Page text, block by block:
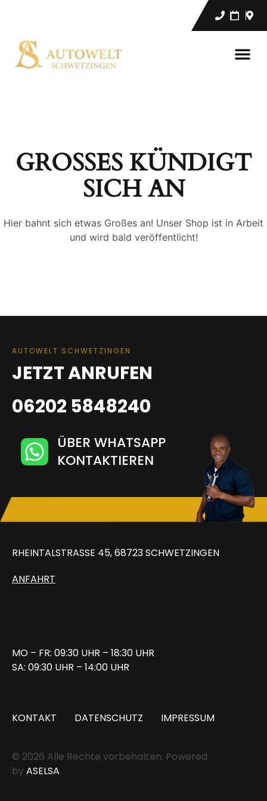
GROSSES KÜNDIGT S
ICH AN
Hier bahnt sich etwas Großes an! Unser Shop ist in Arbeit
und wird bald veröffentlicht!
AUTOWELT SCHWETZINGEN
JETZT ANRUFEN
06202 5848240
ÜBER WHATSAPP
KONTAKTIEREN
RHEINTALSTRASSE 45, 68723 SCHWETZINGEN
ANFAHRT
MO – FR: 09:30 UHR – 18:30 UHR
SA: 09:30 UHR – 14:00 UHR
KONTAKT DATENSCHUTZ IMPRESSUM
© 2026 Alle Rechte vorbehalten. Powered
byASELSA